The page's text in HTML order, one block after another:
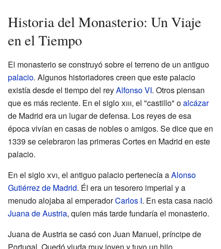
Historia del Monasterio: Un Viaje
en el Tiempo
El monasterio se construyó sobre el terreno de un antiguo
palacio. Algunos historiadores creen que este palacio
existía desde el tiempo del reyAlfonso VI. Otros piensan
que es más reciente. En el sigloxiii, el "castillo" oalcázar
de Madrid era un lugar de defensa. Los reyes de esa
época vivían en casas de nobles o amigos. Se dice que en
1339 se celebraron las primeras Cortes en Madrid en este
palacio.
En el sigloxvi, el antiguo palacio pertenecía aAlonso
Gutiérrez de Madrid. Él era un tesorero imperial y a
menudo alojaba al emperadorCarlos I. En esta casa nació
Juana de Austria, quien más tarde fundaría el monasterio.
Juana de Austria se casó con Juan Manuel, príncipe de